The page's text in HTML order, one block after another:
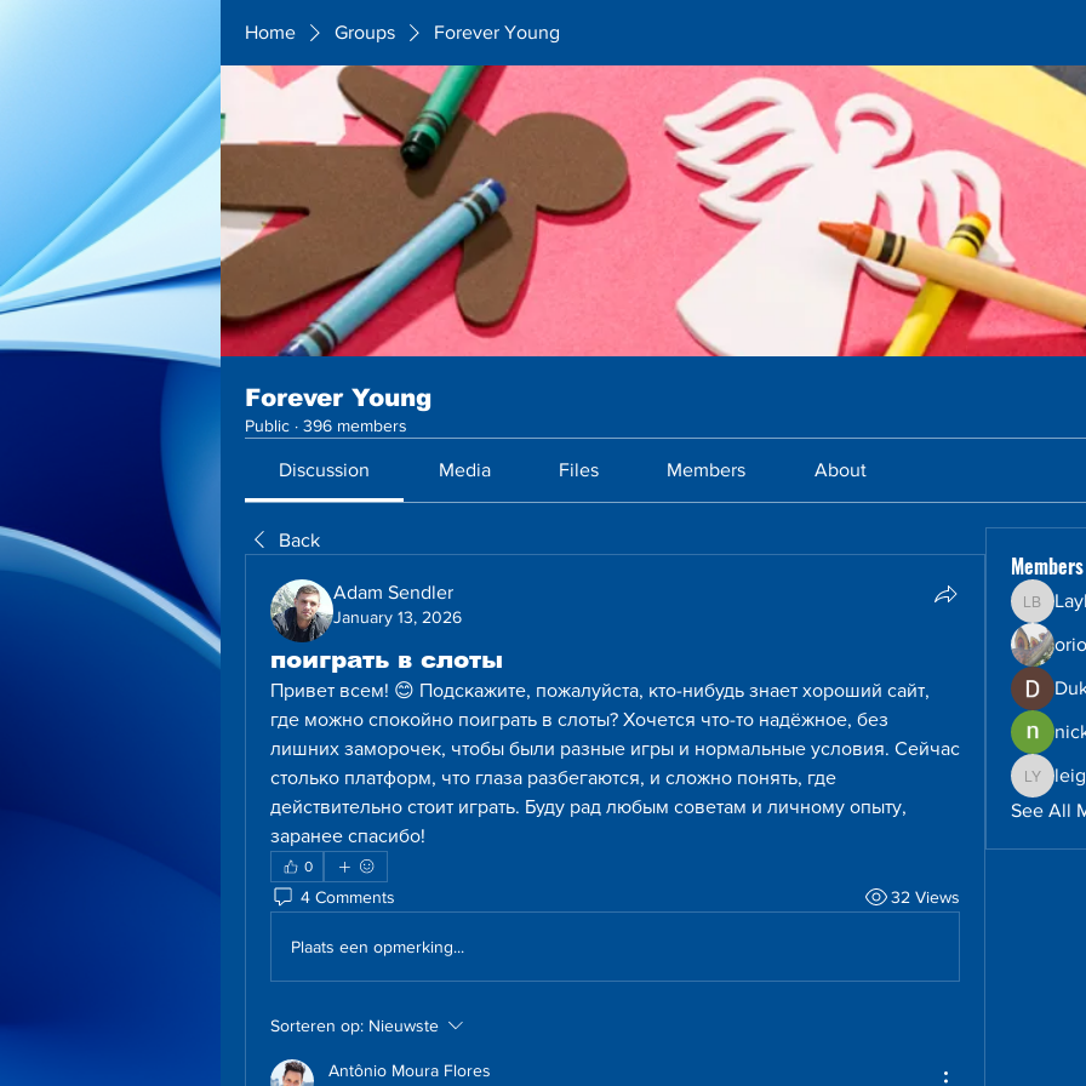
Home Groups Forever Young
Forever Young
Public · 396 members
Discussion Media Files Members About
Back
Adam Sendler
January 13, 2026
поиграть в слоты
Привет всем! 😊 Подскажите, пожалуйста, кто-нибудь знает хороший сайт,
где можно спокойно поиграть в слоты? Хочется что-то надёжное, без
лишних заморочек, чтобы были разные игры и нормальные условия. Сейчас
столько платформ, что глаза разбегаются, и сложно понять, где
действительно стоит играть. Буду рад любым советам и личному опыту,
заранее спасибо!
0
4 Comments 32 Views
Plaats een opmerking...
Sorteren op: Nieuwste
Antônio Moura Flores
Members
Layla
See All